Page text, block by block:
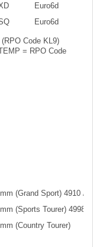
Euro6d
Euro6d
Code KL9)
= RPO Code
(Grand Sport) 4910 /
(Sports Tourer) 4998
(Country Tourer)